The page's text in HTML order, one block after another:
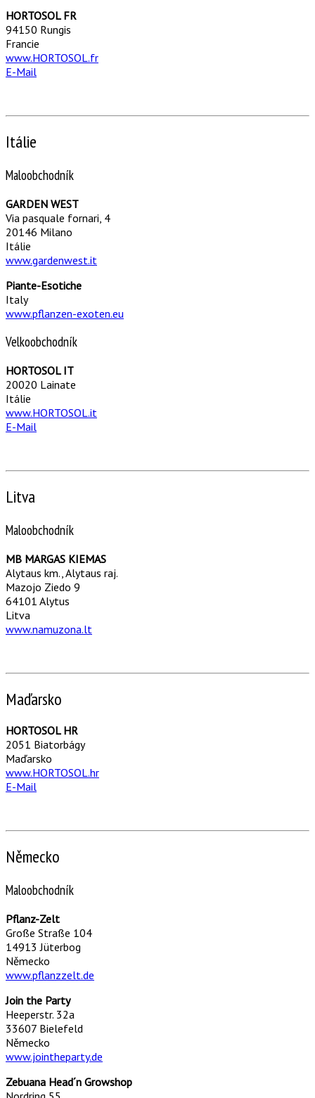
HORTOSOL FR
94150 Rungis
Francie
www.HORTOSOL.fr
E-Mail
Itálie
Maloobchodník
GARDEN WEST
Via pasquale fornari, 4
20146 Milano
Itálie
www.gardenwest.it
Piante-Esotiche
Italy
www.pflanzen-exoten.eu
Velkoobchodník
HORTOSOL IT
20020 Lainate
Itálie
www.HORTOSOL.it
E-Mail
Litva
Maloobchodník
MB MARGAS KIEMAS
Alytaus km., Alytaus raj.
Mazojo Ziedo 9
64101 Alytus
Litva
www.namuzona.lt
Maďarsko
HORTOSOL HR
2051 Biatorbágy
Maďarsko
www.HORTOSOL.hr
E-Mail
Německo
Maloobchodník
Pflanz-Zelt
Große Straße 104
14913 Jüterbog
Německo
www.pflanzzelt.de
Join the Party
Heeperstr. 32a
33607 Bielefeld
Německo
www.jointheparty.de
Zebuana Head´n Growshop